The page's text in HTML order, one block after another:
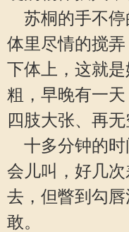
苏桐的手不停
体里尽情的搅
下体上，这就
粗，早晚有一
四肢大张、再无
十多分钟的时
会儿叫，好几
去，但瞥到勾
敢。